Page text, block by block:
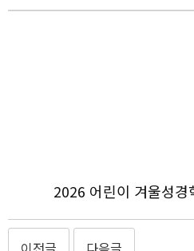
2026 어린이 겨울성경